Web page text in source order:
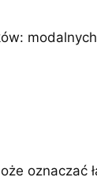
oznaczać